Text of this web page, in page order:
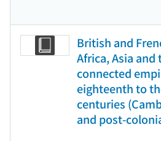
British and
Africa, Asia and
connected
eighteenth to
centuries
and post-